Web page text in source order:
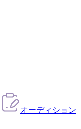
オーディション